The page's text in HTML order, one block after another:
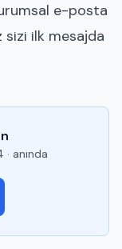
e-posta
ilk mesajda
anında